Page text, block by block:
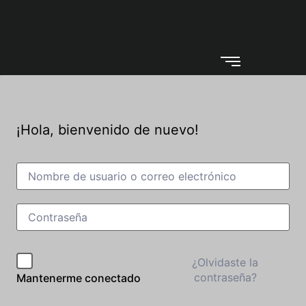
¡Hola, bienvenido de nuevo!
Mantenerme conectado
¿Olvidaste la
contraseña?